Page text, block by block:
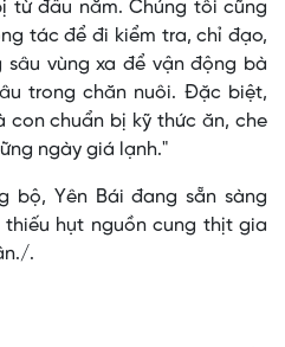
từ đầu năm. Chúng tôi cũng
tác để đi kiểm tra, chỉ đạo,
vùng xa để vận động bà
trong chăn nuôi. Đặc biệt,
con chuẩn bị kỹ thức ăn, che
ngày giá lạnh."
bộ, Yên Bái đang sẵn sàng
hụt nguồn cung thịt gia
.